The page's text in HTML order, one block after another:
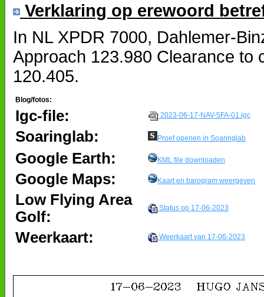
Verklaring op erewoord
In NL XPDR 7000, Dahlemer-
Approach 123.980 Clearance to
120.405.
Blog/fotos:
Igc-file: 2023-06-17-NAV-5FA-01.igc
Soaringlab: Proef openen in Soaringlab
Google Earth: KML file downloaden
Google Maps: Kaart en barogram weergeven
Low Flying Area
Golf:
Status op 17-06-2023
Weerkaart: Weerkaart van 17-06-2023